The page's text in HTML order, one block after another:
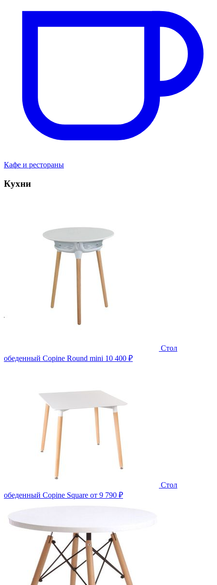
Кафе и рестораны
Кухни
Стол
обеденный Copine Round mini 10 400 ₽
Стол
обеденный Copine Square от 9 790 ₽